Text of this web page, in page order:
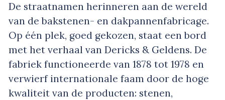
De straatnamen herinneren aan de wereld
van de bakstenen- en dakpannenfabricage.
Op één plek, goed gekozen, staat een bord
met het verhaal van Dericks & Geldens. De
fabriek functioneerde van 1878 tot 1978 en
verwierf internationale faam door de hoge
kwaliteit van de producten: stenen,